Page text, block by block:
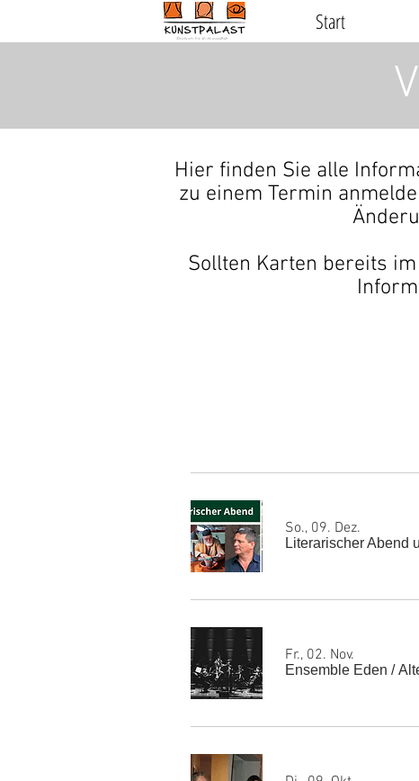
Start
Hier finden Sie alle
zu einem Termin
Sollten Karten bereits
So., 09. Dez.
Literarischer Abend
Fr., 02. Nov.
Ensemble Eden /